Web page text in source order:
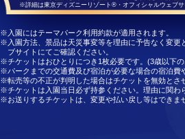
※詳細は東京ディズニーリゾート®・オフィシャルウェブサ
※入園にはテーマパーク利用約款が適用されます。
※入園方法、景品は天災事変等を理由に予告なく変更
ブサイトにてご確認ください。
※チケットはおひとりにつき1枚必要です。(3歳以下
※パークまでの交通費及び宿泊が必要な場合の宿泊費
※転売等の不正が判明した場合はチケットを無効とさ
※チケットは入園当日必ず持参ください。理由に関わ
※お送りするチケットは、変更や払い戻し等はできま